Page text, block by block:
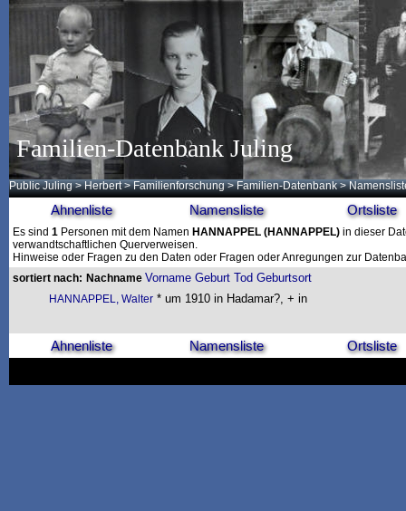
Familien-Datenbank Juling
Public Juling >Herbert >Familienforschung >Familien-Datenbank >
Ahnenliste Namensliste Ortsliste
Es sind 1 Personen mit dem Namen HANNAPPEL (HANNAPPEL) in dieser
verwandtschaftlichen Querverweisen.
Hinweise oder Fragen zu den Daten oder Fragen oder Anregungen zur
sortiert nach: Nachname Vorname Geburt Tod Geburtsort
HANNAPPEL, Walter * um 1910 in Hadamar?, + in
Ahnenliste Namensliste Ortsliste